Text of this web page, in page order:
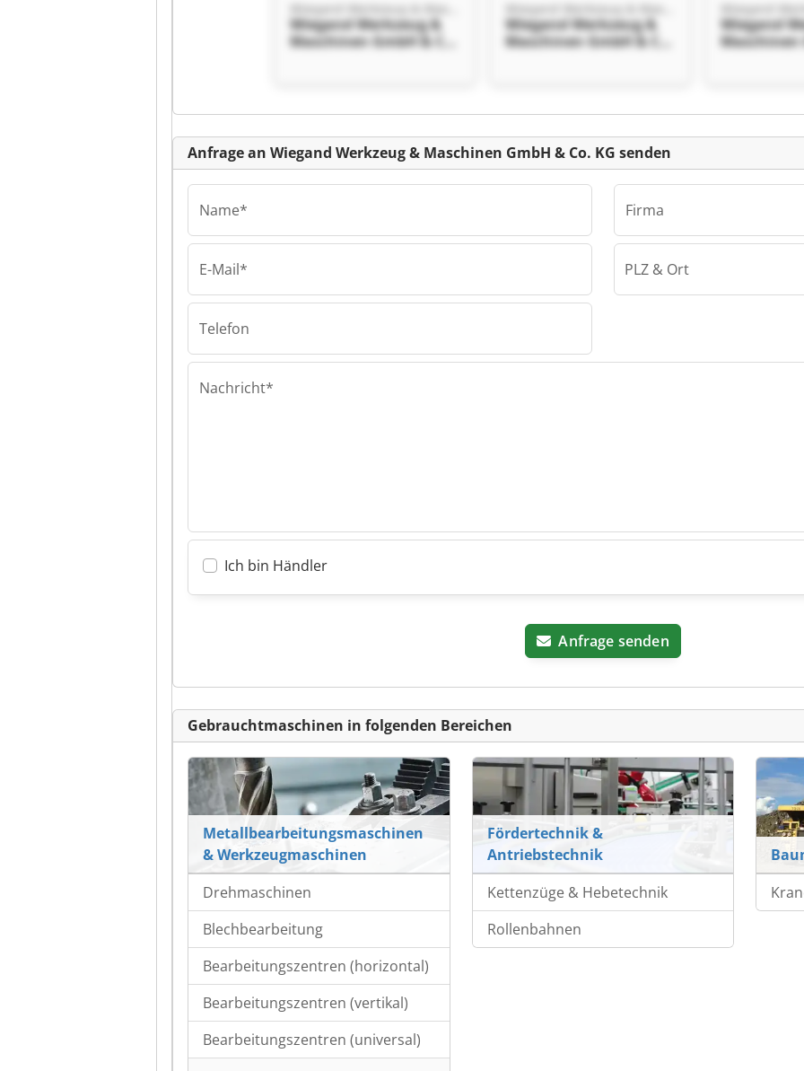
Wiegand Werkzeug &
Maschinen GmbH & Co.
Wiegand Werkzeug &
Maschinen GmbH & Co.
Wiegand
Maschinen
Maschinen GmbH & Co.
Co. KG
Kleinanzeige
Anfrage an Wiegand Werkzeug & Maschinen GmbH & Co. KG senden
Name*
E-Mail*
Telefon
Firma
PLZ & Ort
Nachricht*
Ich bin Händler
Anfrage senden
Gebrauchtmaschinen in folgenden Bereichen
Metallbearbeitungsmaschinen
& Werkzeugmaschinen
Drehmaschinen
Blechbearbeitung
Bearbeitungszentren (horizontal)
Bearbeitungszentren (vertikal)
Bearbeitungszentren (universal)
Fördertechnik &
Antriebstechnik
Kettenzüge & Hebetechnik
Rollenbahnen